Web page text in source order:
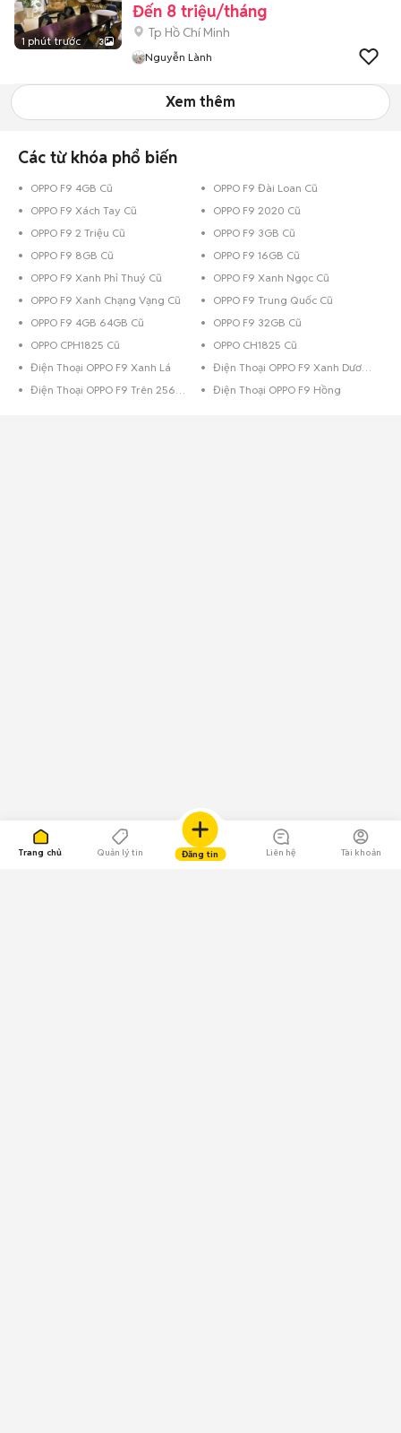
Trang chủ Quản lý tin Đăng tin Liên hệ Tài khoản
1 phút trước 3
Đến 8 triệu/tháng
Tp Hồ Chí Minh
Nguyễn Lành
Xem thêm
Các từ khóa phổ biến
OPPO F9 4GB Cũ
OPPO F9 Đài Loan Cũ
OPPO F9 Xách Tay Cũ
OPPO F9 2020 Cũ
OPPO F9 2 Triệu Cũ
OPPO F9 3GB Cũ
OPPO F9 8GB Cũ
OPPO F9 16GB Cũ
OPPO F9 Xanh Phỉ Thuý Cũ
OPPO F9 Xanh Ngọc Cũ
OPPO F9 Xanh Chạng Vạng Cũ
OPPO F9 Trung Quốc Cũ
OPPO F9 4GB 64GB Cũ
OPPO F9 32GB Cũ
OPPO CPH1825 Cũ
OPPO CH1825 Cũ
Điện Thoại OPPO F9 Xanh Lá
Điện Thoại OPPO F9 Xanh Dương
Điện Thoại OPPO F9 Trên 256GB Đen
Điện Thoại OPPO F9 Hồng